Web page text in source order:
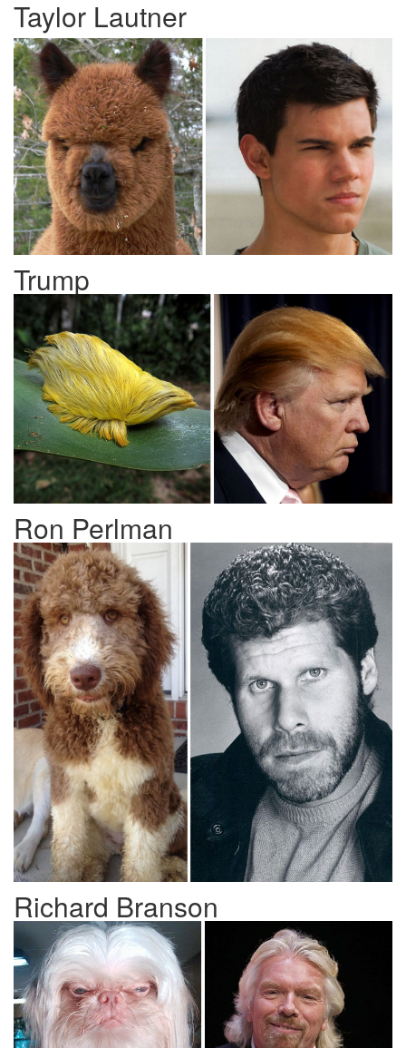
Taylor Lautner
Trump
Ron Perlman
Richard Branson